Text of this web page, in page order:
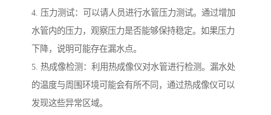
4. 压力测试：可以请人员进行水管压力测试。通过增加
水管内的压力，观察压力是否能够保持稳定。如果压力
下降，说明可能存在漏水点。
5. 热成像检测：利用热成像仪对水管进行检测。漏水处
的温度与周围环境可能会有所不同，通过热成像仪可以
发现这些异常区域。